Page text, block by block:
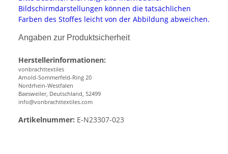
Bildschirmdarstellungen können die tatsächlichen
Farben des Stoffes leicht von der Abbildung abweichen.
Angaben zur Produktsicherheit
Herstellerinformationen:
vonbrachttextiles
Arnold-Sommerfeld-Ring 20
Nordrhein-Westfalen
Baesweiler, Deutschland, 52499
info@vonbrachttextiles.com
Artikelnummer: E-N23307-023